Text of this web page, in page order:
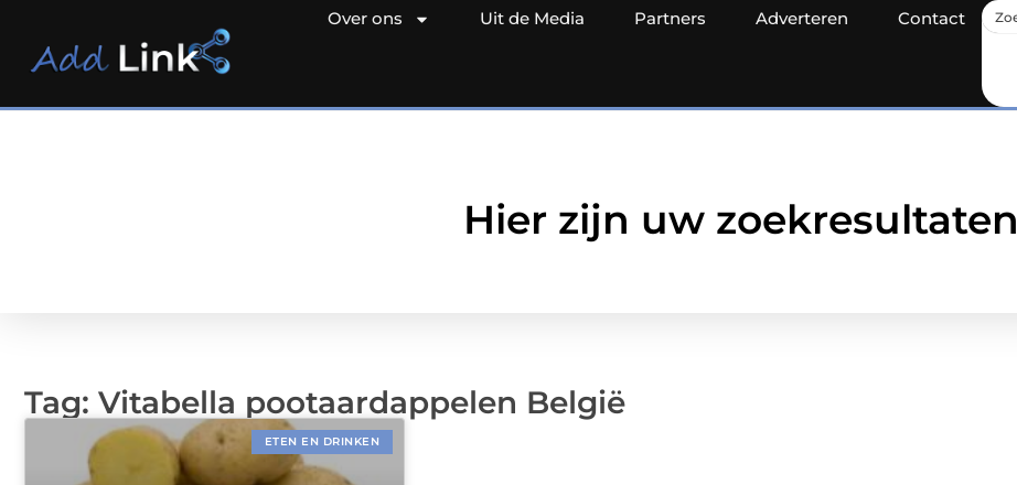
Over ons Uit de Media Partners Adverteren Contact
Hier zijn uw zoekresultaten
Tag: Vitabella pootaardappelen België
ETEN EN DRINKEN